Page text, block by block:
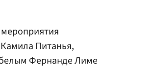
Питанья,
белым Фернанде Лиме